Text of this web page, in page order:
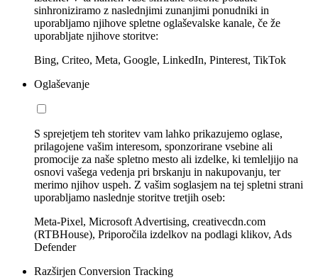
sinhroniziramo z naslednjimi zunanjimi ponudniki in
uporabljamo njihove spletne oglaševalske kanale, če že
uporabljate njihove storitve:
Bing, Criteo, Meta, Google, LinkedIn, Pinterest, TikTok
Oglaševanje
S sprejetjem teh storitev vam lahko prikazujemo oglase,
prilagojene vašim interesom, sponzorirane vsebine ali
promocije za naše spletno mesto ali izdelke, ki temleljijo na
osnovi vašega vedenja pri brskanju in nakupovanju, ter
merimo njihov uspeh. Z vašim soglasjem na tej spletni strani
uporabljamo naslednje storitve tretjih oseb:
Meta-Pixel, Microsoft Advertising, creativecdn.com
(RTBHouse), Priporočila izdelkov na podlagi klikov, Ads
Defender
Razširjen Conversion Tracking